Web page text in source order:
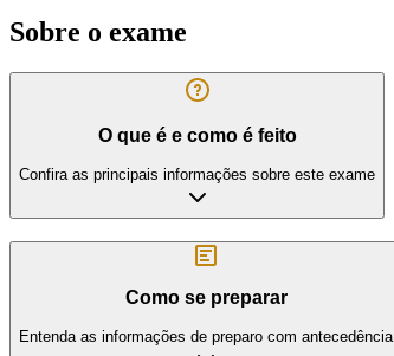
Sobre o exame
O que é e como é feito
Confira as principais informações sobre este exame
Como se preparar
Entenda as informações de preparo com antecedência